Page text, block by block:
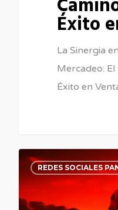
Éxito
La Sinergia
Mercadeo: El
Éxito en
REDES SOCIALES
0